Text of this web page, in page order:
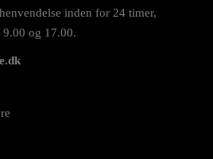
inden for 24 timer,
og 17.00.